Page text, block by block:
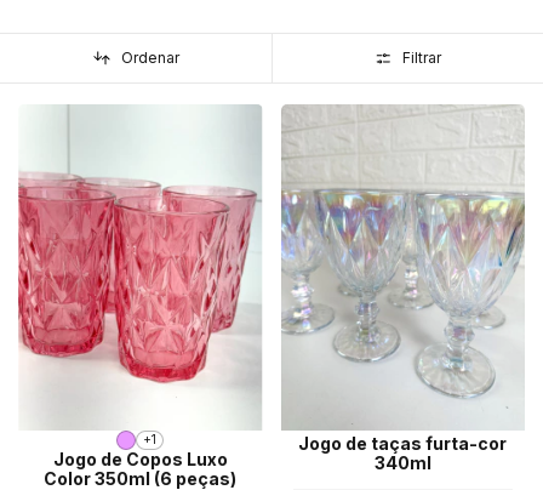
Ordenar Filtrar
+1
Jogo de Copos Luxo
Color 350ml (6 peças)
Jogo de taças furta-cor
340ml